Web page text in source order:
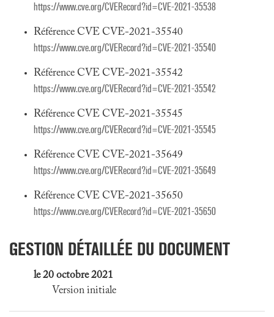
https://www.cve.org/CVERecord?id=CVE-2021-35538
Référence CVE CVE-2021-35540
https://www.cve.org/CVERecord?id=CVE-2021-35540
Référence CVE CVE-2021-35542
https://www.cve.org/CVERecord?id=CVE-2021-35542
Référence CVE CVE-2021-35545
https://www.cve.org/CVERecord?id=CVE-2021-35545
Référence CVE CVE-2021-35649
https://www.cve.org/CVERecord?id=CVE-2021-35649
Référence CVE CVE-2021-35650
https://www.cve.org/CVERecord?id=CVE-2021-35650
GESTION DÉTAILLÉE DU DOCUMENT
le 20 octobre 2021
Version initiale